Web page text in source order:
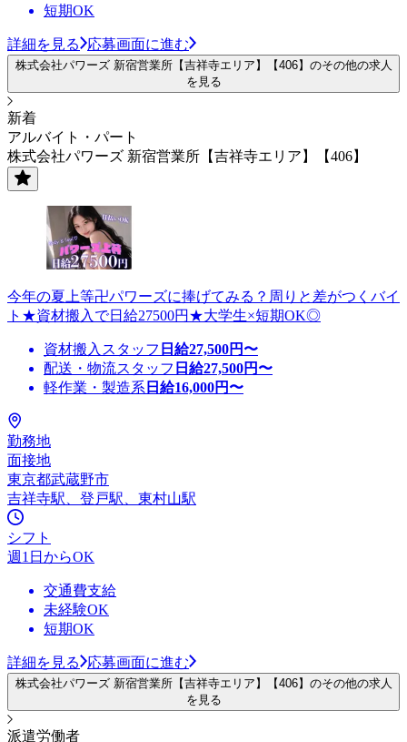
短期OK
詳細を見る 応募画面に進む
株式会社パワーズ 新宿営業所【吉祥寺エリア】【406】のその他の求人
を見る
新着
アルバイト・パート
株式会社パワーズ 新宿営業所【吉祥寺エリア】【406】
今年の夏上等卍パワーズに捧げてみる？周りと差がつくバイ
ト★資材搬入で日給27500円★大学生×短期OK◎
資材搬入スタッフ 日給27,500円〜
配送・物流スタッフ 日給27,500円〜
軽作業・製造系 日給16,000円〜
勤務地
面接地
東京都武蔵野市
吉祥寺駅、登戸駅、東村山駅
シフト
週1日からOK
交通費支給
未経験OK
短期OK
詳細を見る 応募画面に進む
株式会社パワーズ 新宿営業所【吉祥寺エリア】【406】のその他の求人
を見る
派遣労働者